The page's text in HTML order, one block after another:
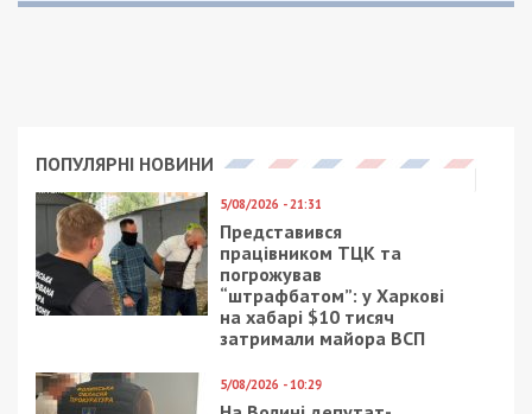
ПОПУЛЯРНІ НОВИНИ
5/08/2026 - 21:31
Представився
працівником ТЦК та
погрожував
“штрафбатом”: у Харкові
на хабарі $10 тисяч
затримали майора ВСП
5/08/2026 - 10:29